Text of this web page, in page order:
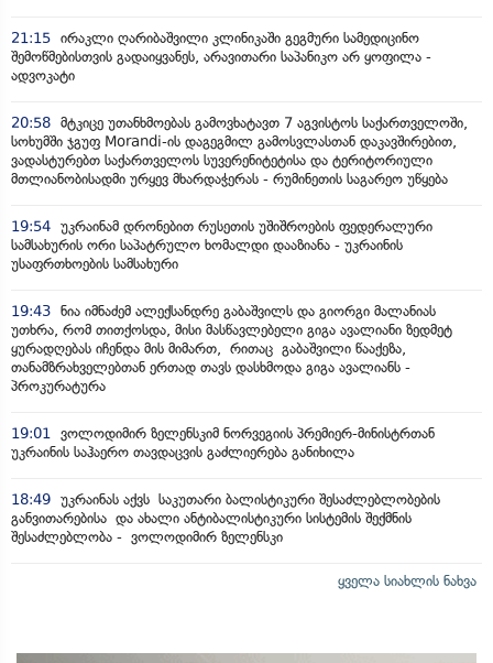
21:15 ირაკლი ღარიბაშვილი კლინიკაში გეგმური სამედიცინო
შემოწმებისთვის გადაიყვანეს, არავითარი საპანიკო არ ყოფილა -
ადვოკატი
20:58 მტკიცე უთანხმოებას გამოვხატავთ 7 აგვისტოს საქართველოში,
სოხუმში ჯგუფ Morandi-ის დაგეგმილ გამოსვლასთან დაკავშირებით,
ვადასტურებთ საქართველოს სუვერენიტეტისა და ტერიტორიული
მთლიანობისადმი ურყევ მხარდაჭერას - რუმინეთის საგარეო უწყება
19:54 უკრაინამ დრონებით რუსეთის უშიშროების ფედერალური
სამსახურის ორი საპატრულო ხომალდი დააზიანა - უკრაინის
უსაფრთხოების სამსახური
19:43 ნია იმნაძემ ალექსანდრე გაბაშვილს და გიორგი მალანიას
უთხრა, რომ თითქოსდა, მისი მასწავლებელი გიგა ავალიანი ზედმეტ
ყურადღებას იჩენდა მის მიმართ, რითაც გაბაშვილი წააქეზა,
თანამზრახველებთან ერთად თავს დასხმოდა გიგა ავალიანს -
პროკურატურა
19:01
ვოლოდიმირ ზელენსკიმ ნორვეგიის პრემიერ-მინისტრთან
უკრაინის საჰაერო თავდაცვის გაძლიერება განიხილა
18:49 უკრაინას აქვს საკუთარი ბალისტიკური შესაძლებლობების
განვითარებისა და ახალი ანტიბალისტიკური სისტემის შექმნის
შესაძლებლობა - ვოლოდიმირ ზელენსკი
ყველა სიახლის ნახვა